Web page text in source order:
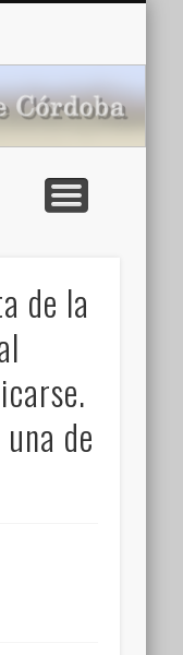
de la
de